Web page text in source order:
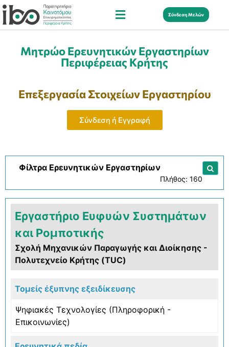
Σύνδεση Μελών
Μητρώο Ερευνητικών Εργαστηρίων
Περιφέρειας Κρήτης
Επεξεργασία Στοιχείων Εργαστηρίου
Σύνδεση ή Εγγραφή
Φίλτρα Ερευνητικών Εργαστηρίων
Πλήθος: 160
Εργαστήριο Ευφυών Συστημάτων
και Ρομποτικής
Σχολή Μηχανικών Παραγωγής και Διοίκησης -
Πολυτεχνείο Κρήτης (TUC)
Τομείς έξυπνης εξειδίκευσης
Ψηφιακές Τεχνολογίες (Πληροφορική -
Επικοινωνίες)